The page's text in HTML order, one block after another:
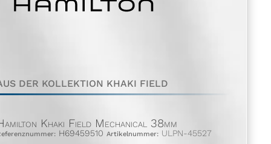
DER KOLLEKTION KHAKI FIELD
Khaki Field Mechanical 38mm
H69459510 Artikelnummer:ULPN-45527